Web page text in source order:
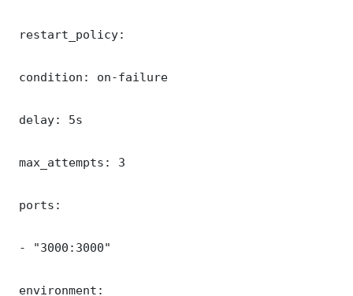
restart_policy:
condition: on-failure
delay: 5s
max_attempts: 3
ports:
- "3000:3000"
environment: